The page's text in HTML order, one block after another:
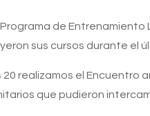
de
sus cursos durante el
realizamos el Encuentro
que pudieron